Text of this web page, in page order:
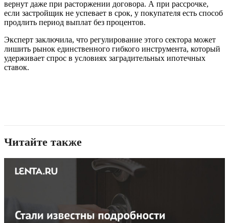
вернут даже при расторжении договора. А при рассрочке,
если застройщик не успевает в срок, у покупателя есть способ
продлить период выплат без процентов.
Эксперт заключила, что регулирование этого сектора может
лишить рынок единственного гибкого инструмента, который
удерживает спрос в условиях заградительных ипотечных
ставок.
Читайте также